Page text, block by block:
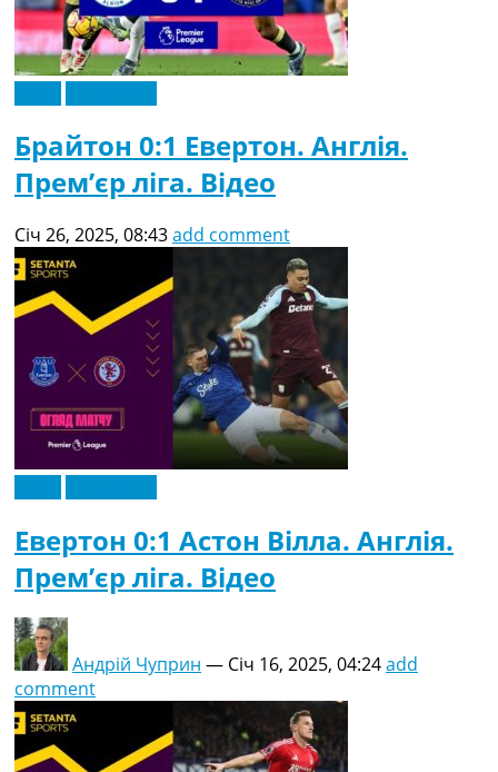
Брайтон 0:1 Евертон. Англія.
Прем’єр ліга. Відео
Січ 26, 2025, 08:43add comment
Евертон 0:1 Астон Вілла. Англія.
Прем’єр ліга. Відео
Андрій Чуприн — Січ 16, 2025, 04:24add
comment